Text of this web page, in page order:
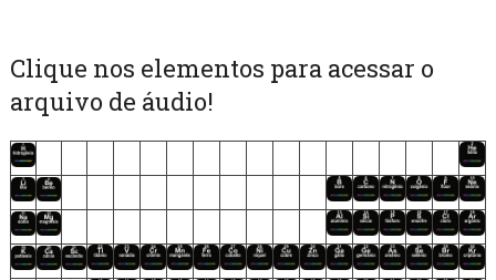
Clique nos elementos para acessar o
arquivo de áudio!